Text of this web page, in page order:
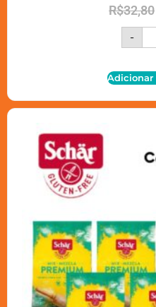
R$32,80
-
Adicionar